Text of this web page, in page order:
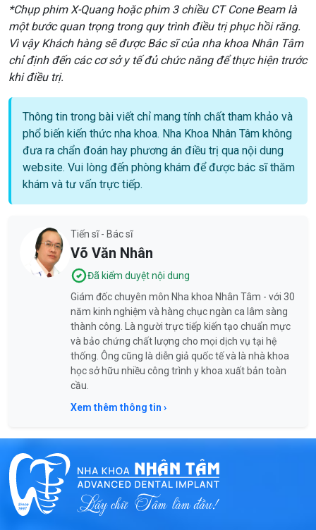
*Chụp phim X-Quang hoặc phim 3 chiều CT Cone Beam là
một bước quan trọng trong quy trình điều trị phục hồi răng.
Vì vậy Khách hàng sẽ được Bác sĩ của nha khoa Nhân Tâm
chỉ định đến các cơ sở y tế đủ chức năng để thực hiện trước
khi điều trị.
Thông tin trong bài viết chỉ mang tính chất tham khảo và
phổ biến kiến thức nha khoa. Nha Khoa Nhân Tâm không
đưa ra chẩn đoán hay phương án điều trị qua nội dung
website. Vui lòng đến phòng khám để được bác sĩ thăm
khám và tư vấn trực tiếp.
Tiến sĩ - Bác sĩ
Võ Văn Nhân
Đã kiểm duyệt nội dung
Giám đốc chuyên môn Nha khoa Nhân Tâm - với 30
năm kinh nghiệm và hàng chục ngàn ca lâm sàng
thành công. Là người trực tiếp kiến tạo chuẩn mực
và bảo chứng chất lượng cho mọi dịch vụ tại hệ
thống. Ông cũng là diễn giả quốc tế và là nhà khoa
học sở hữu nhiều công trình y khoa xuất bản toàn
cầu.
Xem thêm thông tin ›